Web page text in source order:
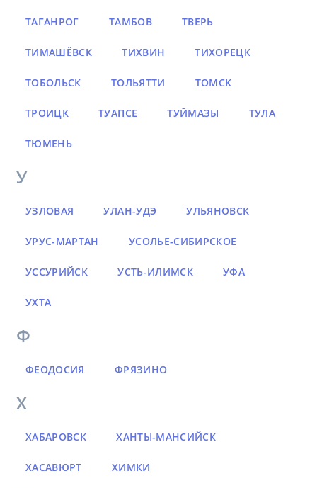
ТАГАНРОГ ТАМБОВ ТВЕРЬ
ТИМАШЁВСК ТИХВИН ТИХОРЕЦК
ТОБОЛЬСК ТОЛЬЯТТИ ТОМСК
ТРОИЦК ТУАПСЕ ТУЙМАЗЫ ТУЛА
ТЮМЕНЬ
У
УЗЛОВАЯ УЛАН-УДЭ УЛЬЯНОВСК
УРУС-МАРТАН УСОЛЬЕ-СИБИРСКОЕ
УССУРИЙСК УСТЬ-ИЛИМСК УФА
УХТА
Ф
ФЕОДОСИЯ ФРЯЗИНО
Х
ХАБАРОВСК ХАНТЫ-МАНСИЙСК
ХАСАВЮРТ ХИМКИ